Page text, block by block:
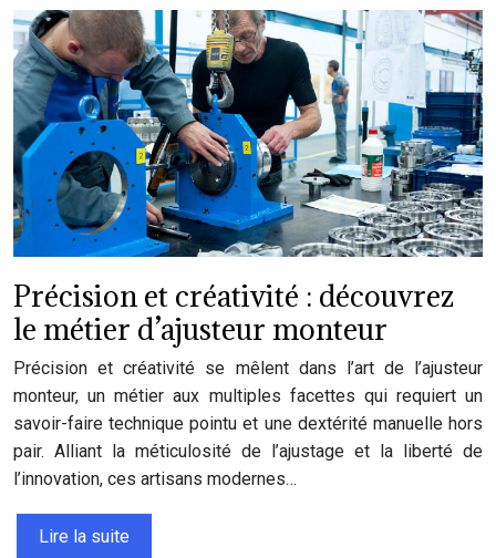
Précision et créativité : découvrez
le métier d’ajusteur monteur
Précision et créativité se mêlent dans l’art de l’ajusteur
monteur, un métier aux multiples facettes qui requiert un
savoir-faire technique pointu et une dextérité manuelle hors
pair. Alliant la méticulosité de l’ajustage et la liberté de
l’innovation, ces artisans modernes…
Lire la suite